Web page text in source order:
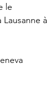
le
à